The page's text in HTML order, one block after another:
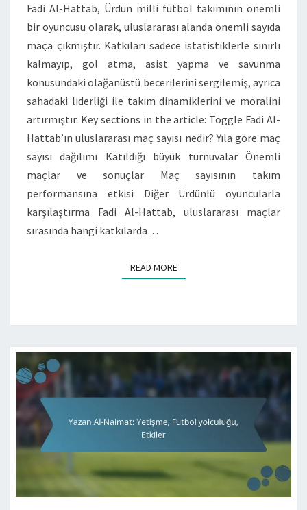
Fadi Al-Hattab, Ürdün milli futbol takımının önemli
bir oyuncusu olarak, uluslararası alanda önemli sayıda
maça çıkmıştır. Katkıları sadece istatistiklerle sınırlı
kalmayıp, gol atma, asist yapma ve savunma
konusundaki olağanüstü becerilerini sergilemiş, ayrıca
sahadaki liderliği ile takım dinamiklerini ve moralini
artırmıştır. Key sections in the article: Toggle Fadi Al-
Hattab’ın uluslararası maç sayısı nedir? Yıla göre maç
sayısı dağılımı Katıldığı büyük turnuvalar Önemli
maçlar ve sonuçlar Maç sayısının takım
performansına etkisi Diğer Ürdünlü oyuncularla
karşılaştırma Fadi Al-Hattab, uluslararası maçlar
sırasında hangi katkılarda…
READ MOREREAD MORE